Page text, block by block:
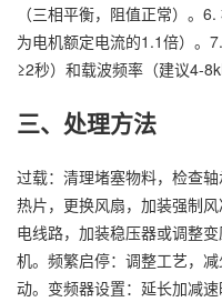
（三相平衡，阻值正常）。
为电机额定电流的1.1倍）。
≥2秒）和载波频率（建议4-
三、处理方法
过载：清理堵塞物料，检查
热片，更换风扇，加装强制
电线路，加装稳压器或调整
机。频繁启停：调整工艺，
动。变频器设置：延长加减